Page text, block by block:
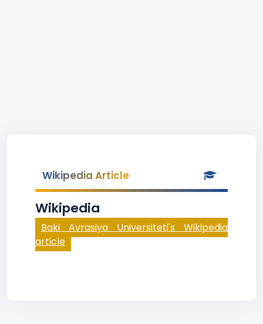
Wikipedia Article
Wikipedia
Baki Avrasiya Universiteti's Wikipedia
article